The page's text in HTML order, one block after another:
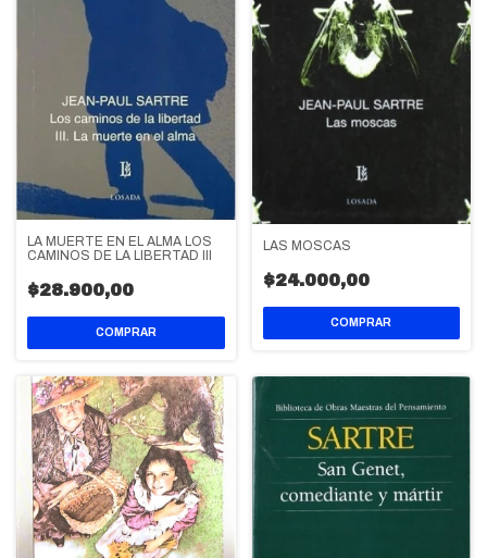
LA MUERTE EN EL ALMA LOS
CAMINOS DE LA LIBERTAD III
$28.900,00
LAS MOSCAS
$24.000,00